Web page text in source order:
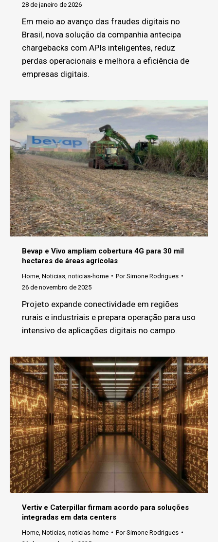
28 de janeiro de 2026
Em meio ao avanço das fraudes digitais no
Brasil, nova solução da companhia antecipa
chargebacks com APIs inteligentes, reduz
perdas operacionais e melhora a eficiência de
empresas digitais.
Bevap e Vivo ampliam cobertura 4G para 30 mil
hectares de áreas agrícolas
Home Noticias noticias-home PorSimone Rodrigues
26 de novembro de 2025
Projeto expande conectividade em regiões
rurais e industriais e prepara operação para uso
intensivo de aplicações digitais no campo.
Vertiv e Caterpillar firmam acordo para soluções
integradas em data centers
Home Noticias noticias-home PorSimone Rodrigues